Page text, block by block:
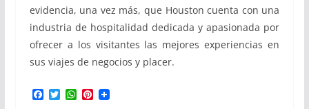
evidencia, una vez más, que Houston cuenta con una
industria de hospitalidad dedicada y apasionada por
ofrecer a los visitantes las mejores experiencias en
sus viajes de negocios y placer.
F T W P